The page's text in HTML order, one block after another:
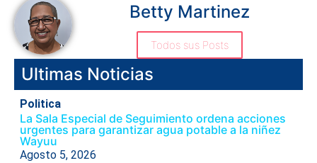
Betty Martinez
Todos sus Posts
Ultimas Noticias
Politica
La Sala Especial de Seguimiento ordena acciones
urgentes para garantizar agua potable a la niñez
Wayuu
Agosto 5, 2026